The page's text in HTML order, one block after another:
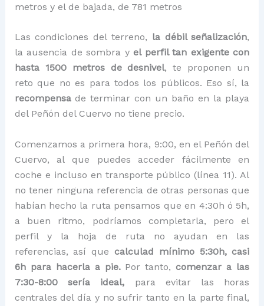
metros y el de bajada, de 781 metros
Las condiciones del terreno, la débil señalización,
la ausencia de sombra yel perfil tan exigente con
hasta 1500 metros de desnivel, te proponen un
reto que no es para todos los públicos. Eso sí, la
recompensade terminar con un baño en la playa
del Peñón del Cuervo no tiene precio.
Comenzamos a primera hora, 9:00, en el Peñón del
Cuervo, al que puedes acceder fácilmente en
coche e incluso en transporte público (línea 11). Al
no tener ninguna referencia de otras personas que
habían hecho la ruta pensamos que en 4:30h ó 5h,
a buen ritmo, podríamos completarla, pero el
perfil y la hoja de ruta no ayudan en las
referencias, así que calculad mínimo 5:30h, casi
6h para hacerla a pie.Por tanto,comenzar a las
7:30-8:00 sería ideal, para evitar las horas
centrales del día y no sufrir tanto en la parte final,